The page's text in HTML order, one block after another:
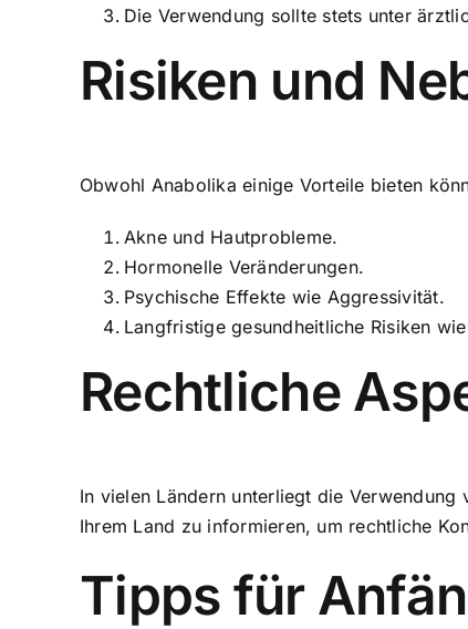
Die Verwendung sollte stets unter
Risiken und
Obwohl Anabolika einige Vorteile bieten
Akne und Hautprobleme.
Hormonelle Veränderungen.
Psychische Effekte wie Aggressivität.
Langfristige gesundheitliche Risiken
Rechtliche
In vielen Ländern unterliegt die
Ihrem Land zu informieren, um rechtliche
Tipps für